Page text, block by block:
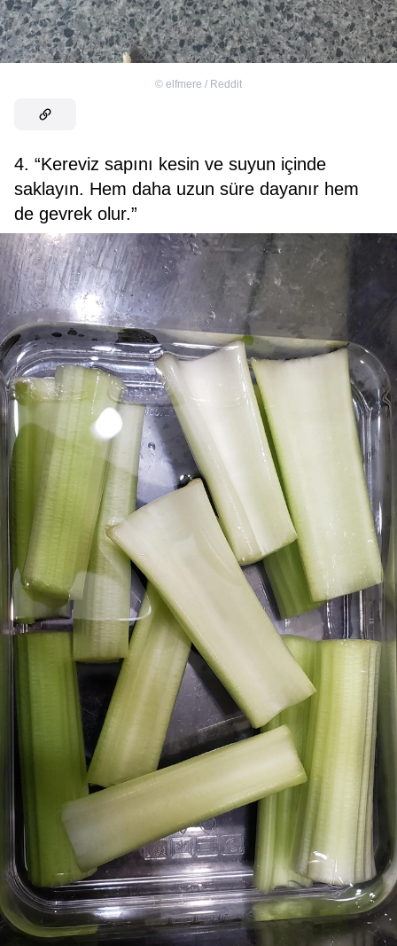
© elfmere / Reddit
4. “Kereviz sapını kesin ve suyun içinde
saklayın. Hem daha uzun süre dayanır hem
de gevrek olur.”